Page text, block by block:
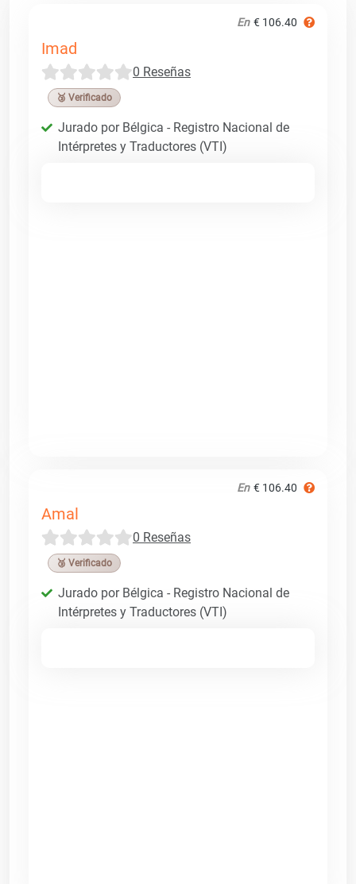
En € 106.40
Imad
0 Reseñas
🥉 Verificado
Jurado por Bélgica - Registro Nacional de
Intérpretes y Traductores (VTI)
En € 106.40
Amal
0 Reseñas
🥉 Verificado
Jurado por Bélgica - Registro Nacional de
Intérpretes y Traductores (VTI)